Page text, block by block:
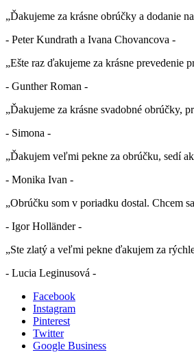
„Ďakujeme za krásne obrúčky a dodanie
- Peter Kundrath a Ivana Chovancova -
„Ešte raz ďakujeme za krásne prevedenie
- Gunther Roman -
„Ďakujeme za krásne svadobné obrúčky,
- Simona -
„Ďakujem veľmi pekne za obrúčku, sedí
- Monika Ivan -
„Obrúčku som v poriadku dostal. Chcem
- Igor Holländer -
„Ste zlatý a veľmi pekne ďakujem za
- Lucia Leginusová -
Facebook
Instagram
Pinterest
Twitter
Google Business